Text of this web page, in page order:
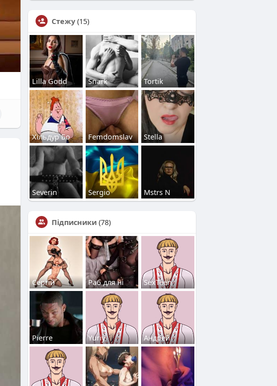
Стежу (15)
Lilla Godd Snark Tortik
Хільдур Бо Femdomslav Stella
Severin Sergio Mstrs N
Підписники (78)
Сергій Раб для ні SexTeen
Pierre Yuriy Андрей